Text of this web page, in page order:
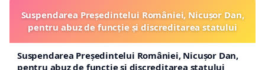
Suspendarea Președintelui României, Nicușor Dan,
pentru abuz de funcție și discreditarea statului
Suspendarea Președintelui României, Nicușor Dan,
pentru abuz de funcție și discreditarea statului